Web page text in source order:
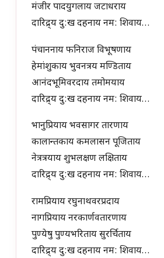
मंजीर पादयुगलाय जटाधराय
दारिद्र्य दु:ख दहनाय नम: शिवाय…
पंचाननाय फनिराज विभूषणाय
हेमांशुकाय भुवनत्रय मण्डिताय
आनंदभूमिवरदाय तमोमयाय
दारिद्र्य दु:ख दहनाय नम: शिवाय…
भानुप्रियाय भवसागर तारणाय
कालान्तकाय कमलासन पूजिताय
नेत्रत्रयाय शुभलक्षण लक्षिताय
दारिद्र्य दु:ख दहनाय नम: शिवाय…
रामप्रियाय रघुनाथवरप्रदाय
नागप्रियाय नरकार्णवतारणाय
पुण्येषु पुण्यभरिताय सुरर्चिताय
दारिद्र्य दु:ख दहनाय नम: शिवाय…